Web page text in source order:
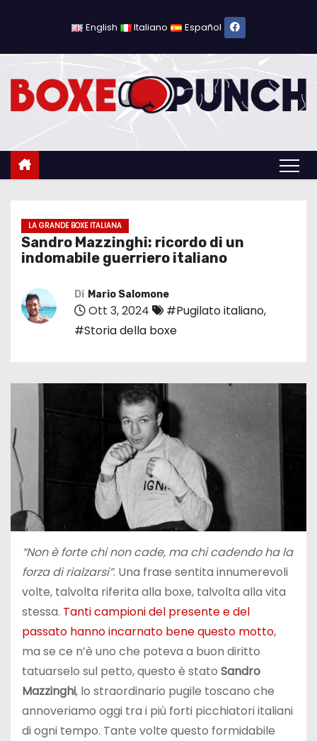
c
English Italiano Español
LA GRANDE BOXE ITALIANA
Sandro Mazzinghi: ricordo di un
indomabile guerriero italiano
Di Mario Salomone
Ott 3, 2024 #Pugilato italiano,
#Storia della boxe
“Non è forte chi non cade, ma chi cadendo ha la
forza di rialzarsi”. Una frase sentita innumerevoli
volte, talvolta riferita alla boxe, talvolta alla vita
stessa. Tanti campioni del presente e del
passato hanno incarnato bene questo motto,
ma se ce n’è uno che poteva a buon diritto
tatuarselo sul petto, questo è stato Sandro
Mazzinghi, lo straordinario pugile toscano che
annoveriamo oggi tra i più forti picchiatori italiani
di ogni tempo. Tante volte questo formidabile